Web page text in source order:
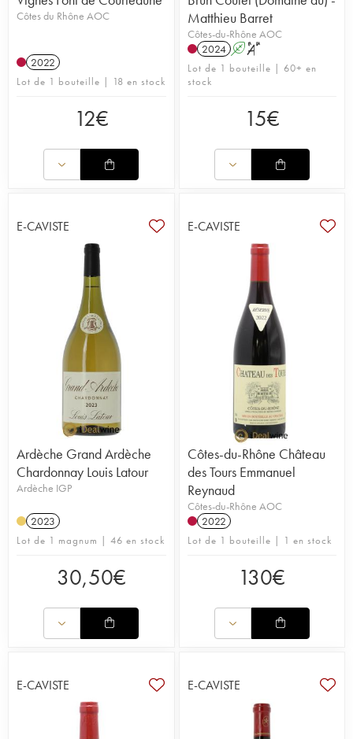
Côtes du Rhône AOC
2022
Lot de 1 bouteille | 18 en stock
12€
Matthieu Barret
Côtes-du-Rhône AOC
2024 A S
Lot de 1 bouteille | 60+ en
stock
15€
E-CAVISTE
Ardèche Grand Ardèche
Chardonnay Louis Latour
Ardèche IGP
2023
Lot de 1 magnum | 46 en stock
30,50€
E-CAVISTE
Côtes-du-Rhône Château
des Tours Emmanuel
Reynaud
Côtes-du-Rhône AOC
2022
Lot de 1 bouteille | 1 en stock
130€
E-CAVISTE E-CAVISTE